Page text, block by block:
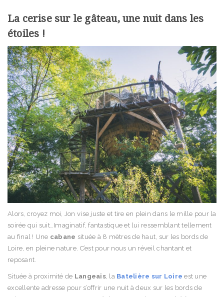
La cerise sur le gâteau, une nuit dans les
étoiles !
Alors, croyez moi, Jon vise juste et tire en plein dans le mille pour la
soirée qui suit…Imaginatif, fantastique et lui ressemblant tellement
au final ! Une cabane située à 8 mètres de haut, sur les bords de
Loire, en pleine nature. C’est pour nous un réveil chantant et
reposant.
Située à proximité de Langeais, la Batelière sur Loire est une
excellente adresse pour s’offrir une nuit à deux sur les bords de